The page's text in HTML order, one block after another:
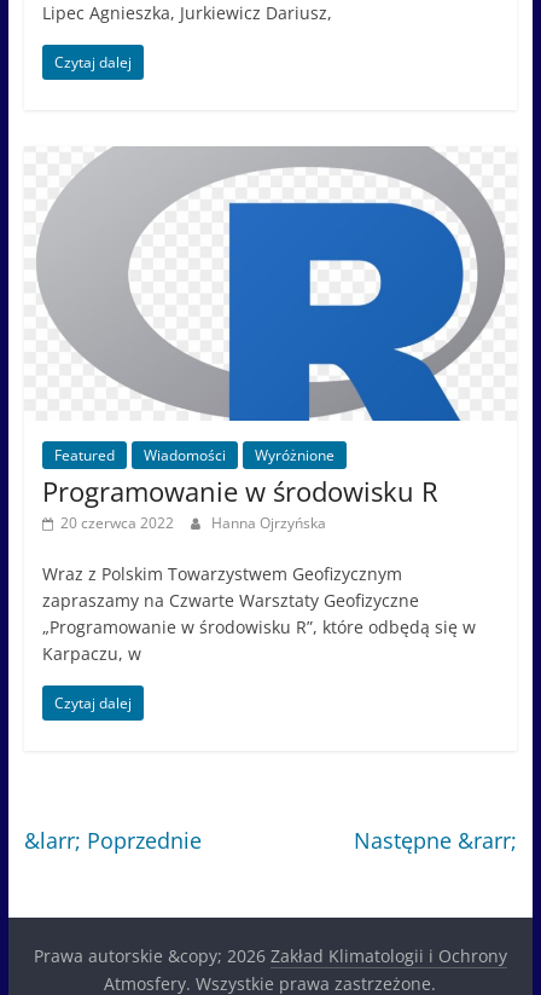
Lipec Agnieszka, Jurkiewicz Dariusz,
Czytaj dalej
Featured Wiadomości Wyróżnione
Programowanie w środowisku R
20 czerwca 2022 Hanna Ojrzyńska
Wraz z Polskim Towarzystwem Geofizycznym
zapraszamy na Czwarte Warsztaty Geofizyczne
„Programowanie w środowisku R”, które odbędą się w
Karpaczu, w
Czytaj dalej
&larr; Poprzednie Następne &rarr;
Prawa autorskie &copy; 2026 Zakład Klimatologii i Ochrony
Atmosfery. Wszystkie prawa zastrzeżone.